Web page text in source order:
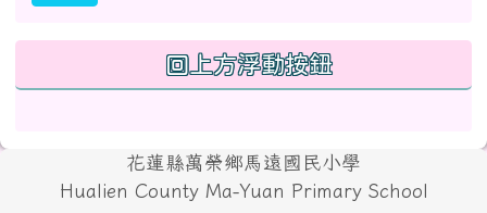
回上方浮動按鈕
頁尾區域內容花蓮縣萬榮鄉馬遠國民小學
Hualien County Ma-Yuan Primary School